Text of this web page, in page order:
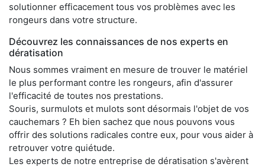
solutionner efficacement tous vos problèmes avec les
rongeurs dans votre structure.
Découvrez les connaissances de nos experts en
dératisation
Nous sommes vraiment en mesure de trouver le matériel
le plus performant contre les rongeurs, afin d'assurer
l'efficacité de toutes nos prestations.
Souris, surmulots et mulots sont désormais l'objet de vos
cauchemars ? Eh bien sachez que nous pouvons vous
offrir des solutions radicales contre eux, pour vous aider à
retrouver votre quiétude.
Les experts de notre entreprise de dératisation s'avèrent